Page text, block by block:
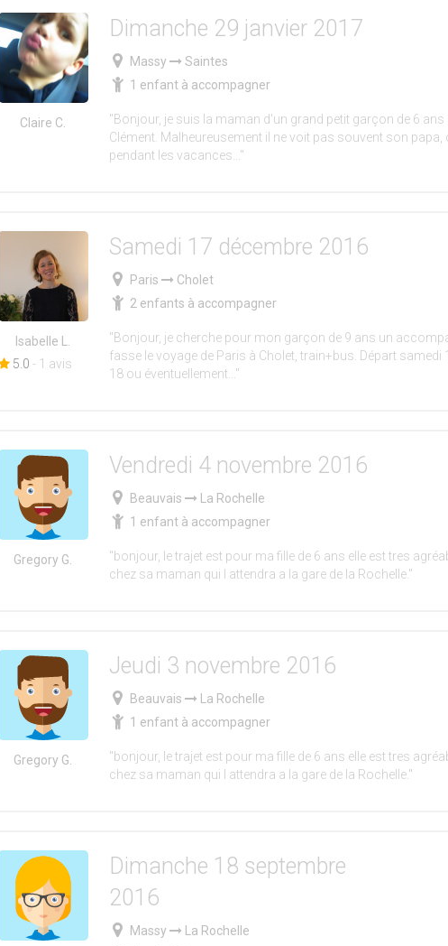
Claire C.
Dimanche 29 janvier 2017
Massy
Saintes
1 enfant à accompagner
"Bonjour, je suis la maman d'un grand petit garçon de 6 ans
Clément. Malheureusement il ne voit pas souvent son papa,
pendant les vacances..."
Isabelle L.
5.0 - 1 avis
Samedi 17 décembre 2016
Paris
Cholet
2 enfants à accompagner
"Bonjour, je cherche pour mon garçon de 9 ans un
fasse le voyage de Paris à Cholet, train+bus. Départ samedi
18 ou éventuellement..."
Gregory G.
Vendredi 4 novembre 2016
Beauvais
La Rochelle
1 enfant à accompagner
"bonjour, le trajet est pour ma fille de 6 ans elle est tres
chez sa maman qui l attendra a la gare de la Rochelle."
Gregory G.
Jeudi 3 novembre 2016
Beauvais
La Rochelle
1 enfant à accompagner
"bonjour, le trajet est pour ma fille de 6 ans elle est tres
chez sa maman qui l attendra a la gare de la Rochelle."
Dimanche 18 septembre
2016
Massy
La Rochelle